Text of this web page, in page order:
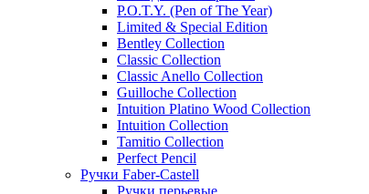
P.O.T.Y. (Pen of The Year)
Limited & Special Edition
Bentley Collection
Classic Collection
Classic Anello Collection
Guilloche Collection
Intuition Platino Wood Collection
Intuition Collection
Tamitio Collection
Perfect Pencil
Ручки Faber-Castell
Ручки перьевые